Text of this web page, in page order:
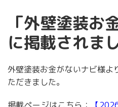
「外壁塗装お
に掲載されま
外壁塗装お金がないナビ様よ
ただきました。